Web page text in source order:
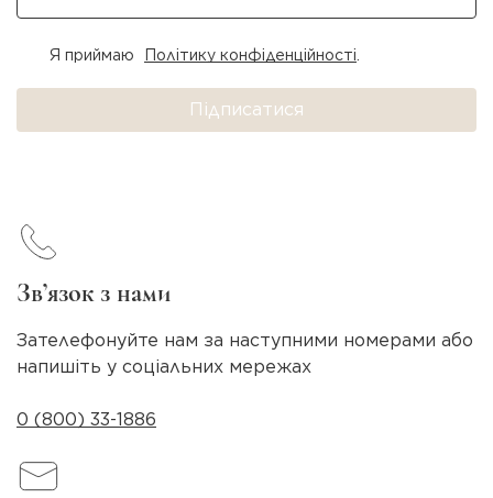
Підписатися
Я приймаю Політику конфіденційності
Зв’язок з нами
Зателефонуйте нам за наступними номерами або
напишіть у соціальних мережах
0 (800) 33-1886